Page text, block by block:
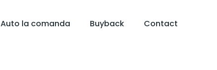
Auto la comanda Buyback Contact